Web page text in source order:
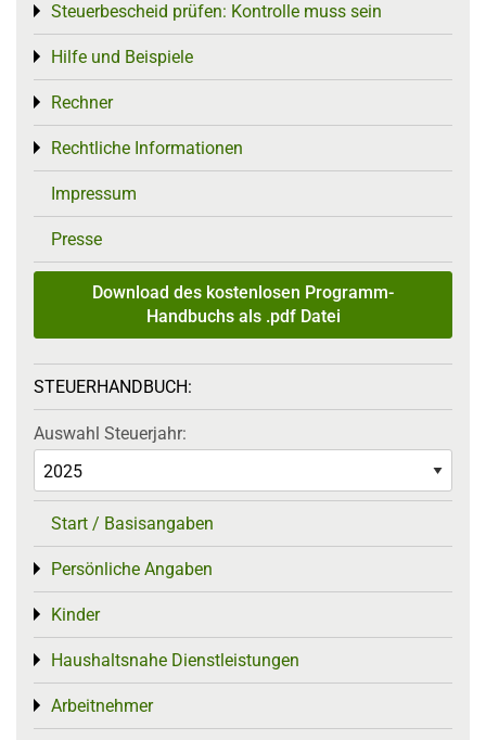
Steuerbescheid prüfen: Kontrolle muss sein
Toggle menu
Hilfe und Beispiele
Toggle menu
Rechner
Toggle menu
Rechtliche Informationen
Toggle menu
Impressum
Presse
Download des kostenlosen Programm-
Handbuchs als .pdf Datei
STEUERHANDBUCH:
Auswahl Steuerjahr:
Start / Basisangaben
Persönliche Angaben
Toggle menu
Kinder
Toggle menu
Haushaltsnahe Dienstleistungen
Toggle menu
Arbeitnehmer
Toggle menu